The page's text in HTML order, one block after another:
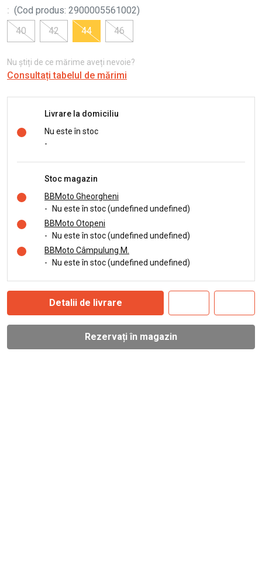
: (Cod produs: 2900005561002)
40
42 44 46
Nu știți de ce mărime aveți nevoie?
Consultați tabelul de mărimi
Livrare la domiciliu
Nu este în stoc
-
Stoc magazin
BBMoto Gheorgheni
-
Nu este în stoc (undefined undefined)
BBMoto Otopeni
-
Nu este în stoc (undefined undefined)
BBMoto Câmpulung M.
-
Nu este în stoc (undefined undefined)
Detalii de livrare
Rezervați în magazin